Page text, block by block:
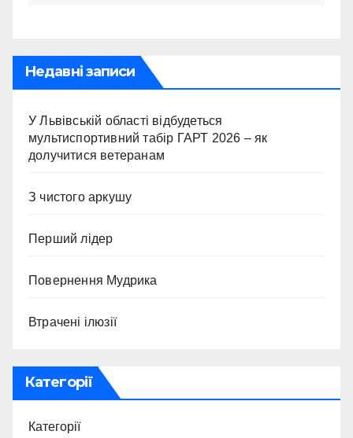
Недавні записи
У Львівській області відбудеться
мультиспортивний табір ГАРТ 2026 – як
долучитися ветеранам
З чистого аркушу
Перший лідер
Повернення Мудрика
Втрачені ілюзії
Категорії
Категорії